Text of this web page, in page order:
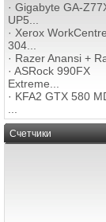
· Gigabyte GA-
UP5...
· Xerox WorkCentre
304...
· Razer Anansi +
· ASRock 990FX
Extreme...
· KFA2 GTX 580
Счетчики